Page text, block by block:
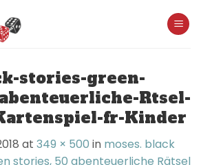
stories-green-
Rtsel-
fr-Kinder
at 349 × 500 in moses. black
stories, 50 abenteuerliche Rätsel